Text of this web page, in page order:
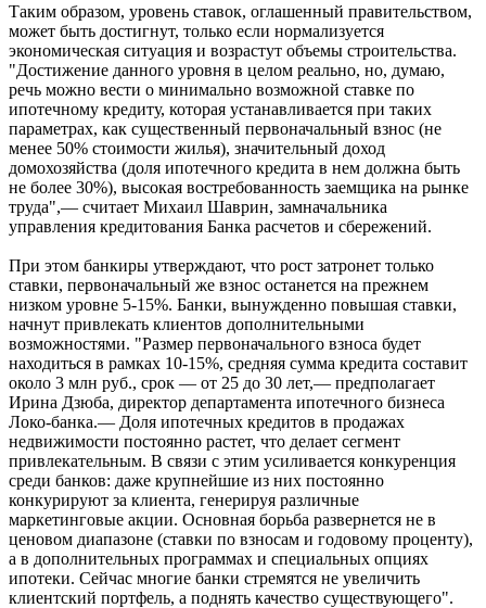
Таким образом, уровень ставок, оглашенный правительством,
может быть достигнут, только если нормализуется
экономическая ситуация и возрастут объемы строительства.
"Достижение данного уровня в целом реально, но, думаю,
речь можно вести о минимально возможной ставке по
ипотечному кредиту, которая устанавливается при таких
параметрах, как существенный первоначальный взнос (не
менее 50% стоимости жилья), значительный доход
домохозяйства (доля ипотечного кредита в нем должна быть
не более 30%), высокая востребованность заемщика на рынке
труда",— считает Михаил Шаврин, замначальника
управления кредитования Банка расчетов и сбережений.
При этом банкиры утверждают, что рост затронет только
ставки, первоначальный же взнос останется на прежнем
низком уровне 5-15%. Банки, вынужденно повышая ставки,
начнут привлекать клиентов дополнительными
возможностями. "Размер первоначального взноса будет
находиться в рамках 10-15%, средняя сумма кредита составит
около 3 млн руб., срок — от 25 до 30 лет,— предполагает
Ирина Дзюба, директор департамента ипотечного бизнеса
Локо-банка.— Доля ипотечных кредитов в продажах
недвижимости постоянно растет, что делает сегмент
привлекательным. В связи с этим усиливается конкуренция
среди банков: даже крупнейшие из них постоянно
конкурируют за клиента, генерируя различные
маркетинговые акции. Основная борьба развернется не в
ценовом диапазоне (ставки по взносам и годовому проценту),
а в дополнительных программах и специальных опциях
ипотеки. Сейчас многие банки стремятся не увеличить
клиентский портфель, а поднять качество существующего".